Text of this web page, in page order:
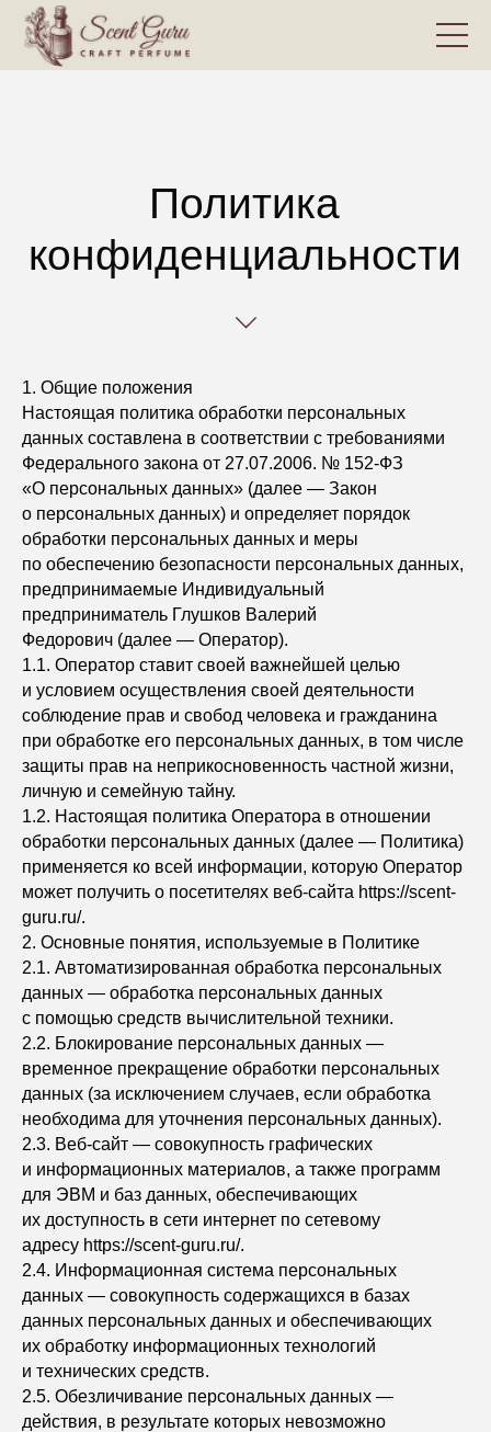
конфиденциальности
1. Общие положения
Настоящая политика обработки персональных
данных составлена в соответствии с требованиями
Федерального закона от 27.07.2006. № 152-ФЗ
«О персональных данных» (далее — Закон
о персональных данных) и определяет порядок
обработки персональных данных и меры
по обеспечению безопасности персональных данных,
предпринимаемые Индивидуальный
предприниматель Глушков Валерий
Федорович (далее — Оператор).
1.1. Оператор ставит своей важнейшей целью
и условием осуществления своей деятельности
соблюдение прав и свобод человека и гражданина
при обработке его персональных данных, в том числе
защиты прав на неприкосновенность частной жизни,
личную и семейную тайну.
1.2. Настоящая политика Оператора в отношении
обработки персональных данных (далее — Политика)
применяется ко всей информации, которую Оператор
может получить о посетителях веб-сайта https://scent-
guru.ru/.
2. Основные понятия, используемые в Политике
2.1. Автоматизированная обработка персональных
данных — обработка персональных данных
с помощью средств вычислительной техники.
2.2. Блокирование персональных данных —
временное прекращение обработки персональных
данных (за исключением случаев, если обработка
необходима для уточнения персональных данных).
2.3. Веб-сайт — совокупность графических
и информационных материалов, а также программ
для ЭВМ и баз данных, обеспечивающих
их доступность в сети интернет по сетевому
адресу https://scent-guru.ru/.
2.4. Информационная система персональных
данных — совокупность содержащихся в базах
данных персональных данных и обеспечивающих
их обработку информационных технологий
и технических средств.
2.5. Обезличивание персональных данных —
действия, в результате которых невозможно